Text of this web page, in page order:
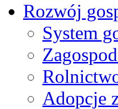
Rozwój
System
Adopcje